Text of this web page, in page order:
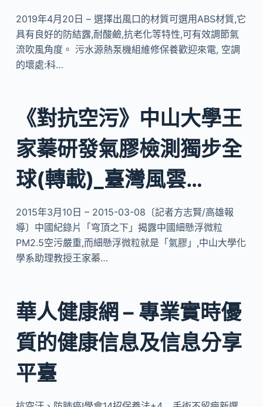
2019年4月20日 – 選擇出風口的材質可選用ABS材質,它
具有良好的防結露,耐酸鹼,抗老化等特性,可有效調節氣
流吹風角度。 污水源熱泵機組維修保養歡迎來電, 空調
的壞處:科…
《對抗空污》中山大學王
家蓁研發氣膠檢測獨步全
球(轉載)_臺灣風雲…
2015年3月10日 – 2015-03-08〔記者方志賢/高雄報
導〕中國紀錄片「穹頂之下」揭露中國細懸浮微粒
PM2.5空污嚴重,而細懸浮微粒就是「氣膠」,中山大學化
學系助理教授王家蓁…
華人健康網 – 專業實時優
質的健康信息及信息分享
平臺